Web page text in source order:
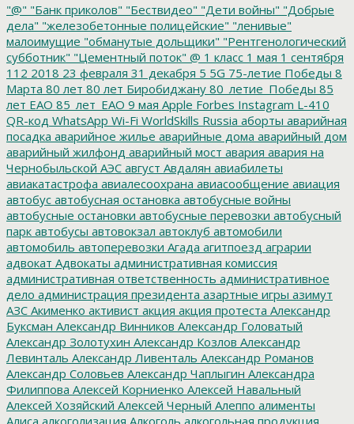
"@" "Банк приколов" "Бествидео" "Дети войны" "Добрые
дела" "железобетонные полицейские" "ленивые"
малоимущие "обманутые дольщики" "Рентгенологический
субботник" "Цементный поток" @ 1 класс 1 мая 1 сентября
112 2018 23 февраля 31 декабря 5 5G 75-летие Победы 8
Марта 80 лет 80 лет Биробиджану 80_летие_Победы 85
лет ЕАО 85_лет_ЕАО 9 мая Apple Forbes Instagram L-410
QR-код WhatsApp Wi-Fi WorldSkills Russia аборты аварийная
посадка аварийное жилье аварийные дома аварийный дом
аварийный жилфонд аварийный мост авария авария на
Чернобыльской АЭС август Авдалян авиабилеты
авиакатастрофа авиалесоохрана авиасообщение авиация
автобус автобусная остановка автобусные войны
автобусные остановки автобусные перевозки автобусный
парк автобусы автовокзал автоклуб автомобили
автомобиль автоперевозки Агада агитпоезд аграрии
адвокат Адвокаты административная комиссия
административная ответственность административное
дело администрация президента азартные игры азимут
АЗС Акименко активист акция акция протеста Александр
Буксман Александр Винников Александр Головатый
Александр Золотухин Александр Козлов Александр
Левинталь Александр Ливенталь Александр Романов
Александр Соловьев Александр Чаплыгин Александра
Филиппова Алексей Корниенко Алексей Навальный
Алексей Хозяйский Алексей Черный Алеппо алименты
Алиса алкоголизация Алкоголь алкогольная продукция